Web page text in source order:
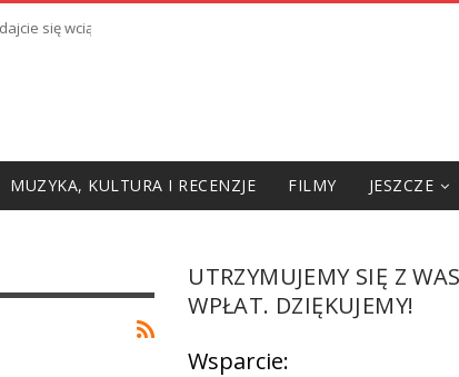
się wciągnąć w prowokację”
MUZYKA, KULTURA I RECENZJE FILMY JESZCZE
UTRZYMUJEMY SIĘ Z
WPŁAT. DZIĘKUJEMY!
Wsparcie: